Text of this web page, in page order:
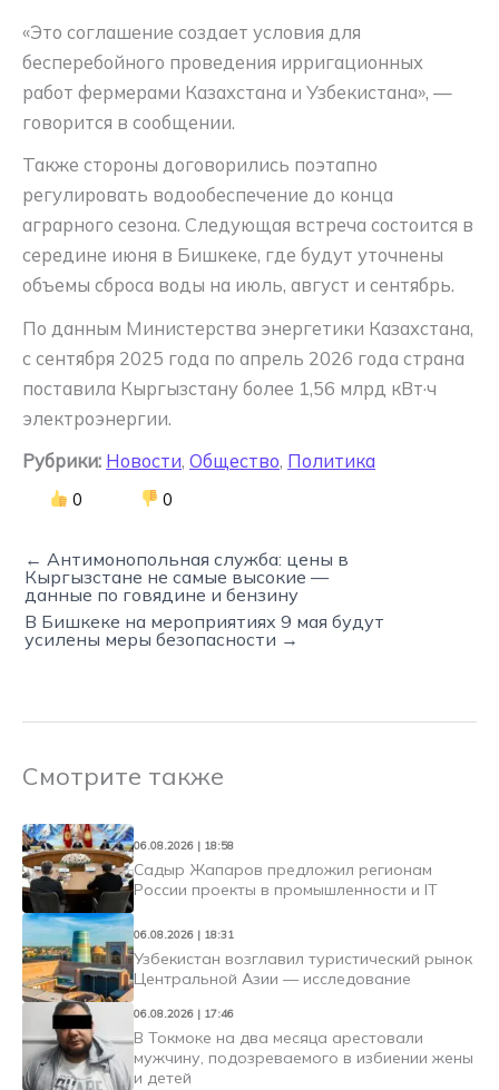
«Это соглашение создает условия для
бесперебойного проведения ирригационных
работ фермерами Казахстана и Узбекистана», —
говорится в сообщении.
Также стороны договорились поэтапно
регулировать водообеспечение до конца
аграрного сезона. Следующая встреча состоится в
середине июня в Бишкеке, где будут уточнены
объемы сброса воды на июль, август и сентябрь.
По данным Министерства энергетики Казахстана,
с сентября 2025 года по апрель 2026 года страна
поставила Кыргызстану более 1,56 млрд кВт·ч
электроэнергии.
Рубрики: Новости, Общество, Политика
0 0
← Антимонопольная служба: цены в
Кыргызстане не самые высокие —
данные по говядине и бензину
В Бишкеке на мероприятиях 9 мая будут
усилены меры безопасности →
Смотрите также
06.08.2026 | 18:58
Садыр Жапаров предложил регионам
России проекты в промышленности и IT
06.08.2026 | 18:31
Узбекистан возглавил туристический рынок
Центральной Азии — исследование
06.08.2026 | 17:46
В Токмоке на два месяца арестовали
мужчину, подозреваемого в избиении жены
и детей